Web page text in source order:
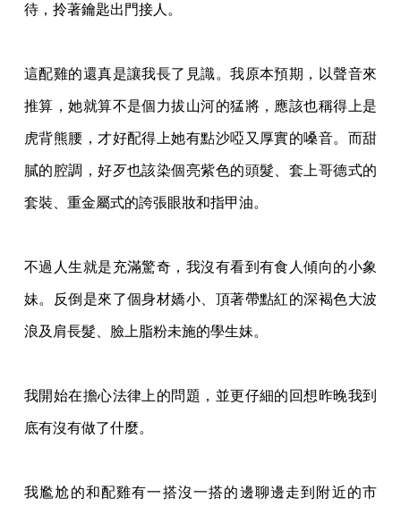
待，拎著鑰匙出門接人。
這配雞的還真是讓我長了見識。我原本預期，以聲音來
推算，她就算不是個力拔山河的猛將，應該也稱得上是
虎背熊腰，才好配得上她有點沙啞又厚實的嗓音。而甜
膩的腔調，好歹也該染個亮紫色的頭髮、套上哥德式的
套裝、重金屬式的誇張眼妝和指甲油。
不過人生就是充滿驚奇，我沒有看到有食人傾向的小象
妹。反倒是來了個身材嬌小、頂著帶點紅的深褐色大波
浪及肩長髮、臉上脂粉未施的學生妹。
我開始在擔心法律上的問題，並更仔細的回想昨晚我到
底有沒有做了什麼。
我尷尬的和配雞有一搭沒一搭的邊聊邊走到附近的市